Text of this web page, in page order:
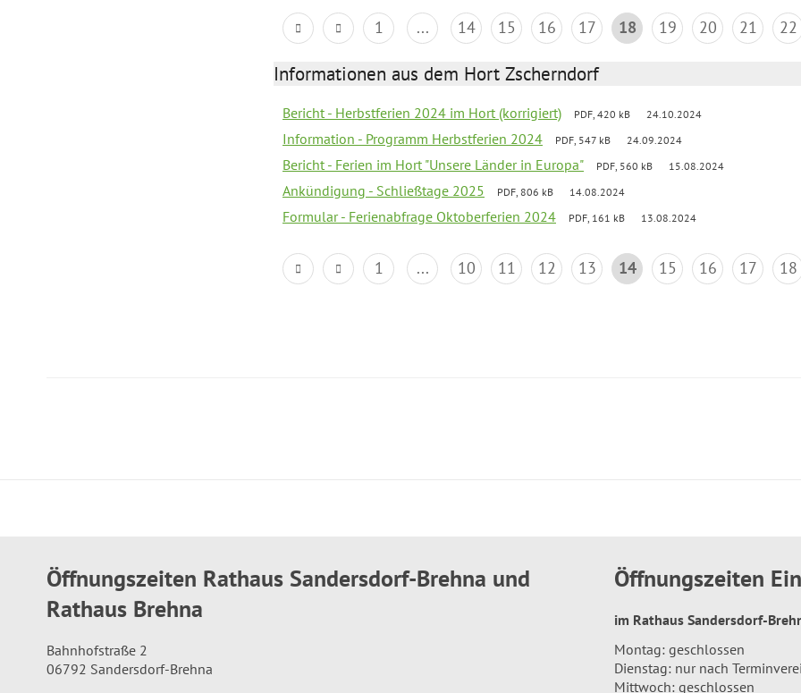
1 ... 14 15 16 17 18 19 20 21 22
Informationen aus dem Hort Zscherndorf
Bericht - Herbstferien 2024 im Hort (korrigiert) PDF, 420 kB 24.10.2024
Information - Programm Herbstferien 2024 PDF, 547 kB 24.09.2024
Bericht - Ferien im Hort "Unsere Länder in Europa" PDF, 560 kB 15.08.2024
Ankündigung - Schließtage 2025 PDF, 806 kB 14.08.2024
Formular - Ferienabfrage Oktoberferien 2024 PDF, 161 kB 13.08.2024
1 ... 10 11 12 13 14 15 16 17 18
Öffnungszeiten Rathaus Sandersdorf-Brehna und
Rathaus Brehna
Bahnhofstraße 2
06792 Sandersdorf-Brehna
Öffnungszeiten
im Rathaus Sandersdorf-
Montag: geschlossen
Dienstag: nur nach
Mittwoch: geschlossen